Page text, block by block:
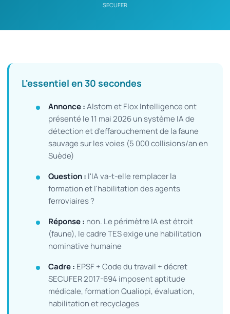
SECUFER
L'essentiel en 30 secondes
Annonce :Alstom et Flox Intelligence ont
présenté le 11 mai 2026 un système IA de
détection et d'effarouchement de la faune
sauvage sur les voies (5 000 collisions/an en
Suède)
Question : l'IA va-t-elle remplacer la
formation et l'habilitation des agents
ferroviaires ?
Réponse : non. Le périmètre IA est étroit
(faune), le cadre TES exige une habilitation
nominative humaine
Cadre : EPSF + Code du travail + décret
SECUFER 2017-694 imposent aptitude
médicale, formation Qualiopi, évaluation,
habilitation et recyclages